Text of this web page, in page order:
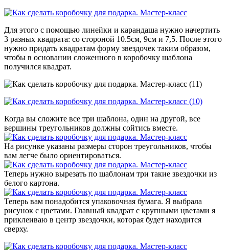
Для этого с помощью линейки и карандаша нужно начертить
3 разных квадрата: со стороной 10.5см, 9см и 7,5. После этого
нужно придать квадратам форму звездочек таким образом,
чтобы в основании сложенного в коробочку шаблона
получился квадрат.
Когда вы сложите все три шаблона, один на другой, все
вершины треугольников должны сойтись вместе.
На рисунке указаны размеры сторон треугольников, чтобы
вам легче было ориентироваться.
Теперь нужно вырезать по шаблонам три такие звездочки из
белого картона.
Теперь вам понадобится упаковочная бумага. Я выбрала
рисунок с цветами. Главный квадрат с крупными цветами я
приклеиваю в центр звездочки, которая будет находится
сверху.